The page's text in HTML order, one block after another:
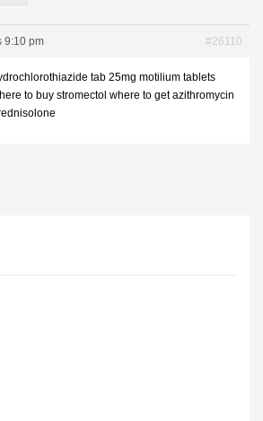
9:10 pm #26110
tab 25mg motilium tablets
to buy stromectol where to get azithromycin